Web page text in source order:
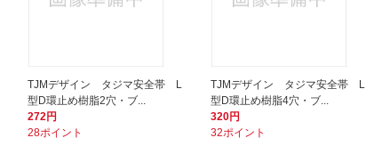
TJMデザイン タジマ安全帯 L
型D環止め樹脂2穴・ブ...
272円
28ポイント
TJMデザイン タジマ安全帯 L
型D環止め樹脂4穴・ブ...
320円
32ポイント